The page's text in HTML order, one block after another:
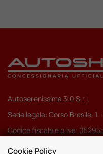
Autoserenissima 3.0 S.r.l.
Sede legale: Corso Brasile, 1
Codice fiscale e p.iva:
Pec:
Cookie Policy